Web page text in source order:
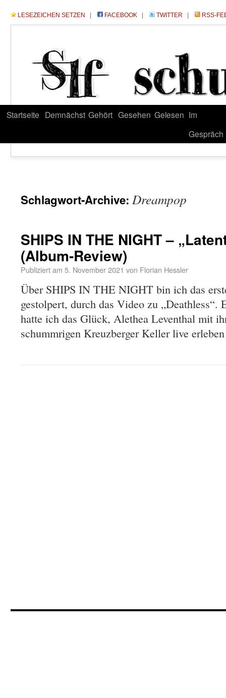
LESEZEICHEN SETZEN FACEBOOK TWITTER RSS-
Startseite Demnächst Gehört Gesehen Gelesen Im
Gespräch
Schlagwort-Archive: Dreampop
SHIPS IN THE NIGHT –
(Album-Review)
Publiziert am 5. November 2021 von Florian Hessler
Über SHIPS IN THE NIGHT bin ich das
gestolpert, durch das Video zu „Deathless“.
hatte ich das Glück, Alethea Leventhal mit
schummrigen Kreuzberger Keller live